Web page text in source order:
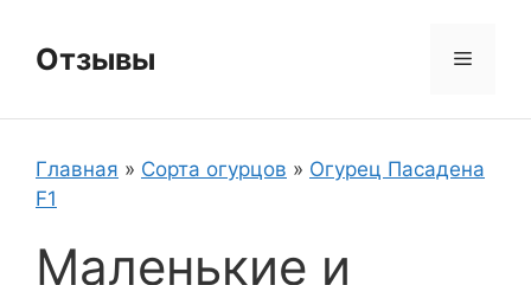
содержимому
Отзывы Меню
Главная » Сорта огурцов » Огурец Пасадена
F1
Маленькие и